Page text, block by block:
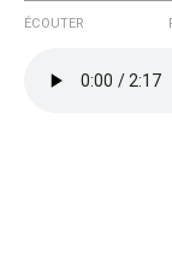
ÉCOUTER